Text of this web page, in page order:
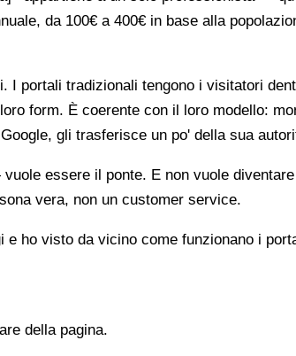
da 100€ a 400€ in base alla
I portali tradizionali tengono i visitatori
form. È coerente con il loro modello:
gli trasferisce un po' della sua
essere il ponte. E non vuole
vera, non un customer service.
ho visto da vicino come funzionano i
della pagina.